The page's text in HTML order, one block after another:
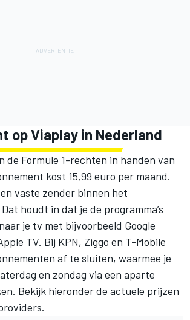
op Viaplay in Nederland
de Formule 1-rechten in handen van
kost 15,99 euro per maand.
vaste zender binnen het
houdt in dat je de programma’s
je tv met bijvoorbeeld Google
TV. Bij KPN, Ziggo en T-Mobile
af te sluiten, waarmee je
en zondag via een aparte
Bekijk hieronder de actuele prijzen